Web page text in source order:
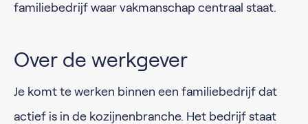
familiebedrijf waar vakmanschap centraal staat.
Over de werkgever
Je komt te werken binnen een familiebedrijf dat
actief is in de kozijnenbranche. Het bedrijf staat